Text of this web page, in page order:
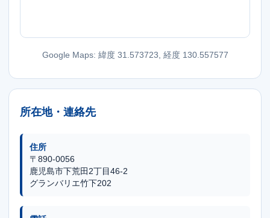
Google Maps: 緯度 31.573723, 経度 130.557577
所在地・連絡先
住所
〒890-0056
鹿児島市下荒田2丁目46-2
グランバリエ竹下202